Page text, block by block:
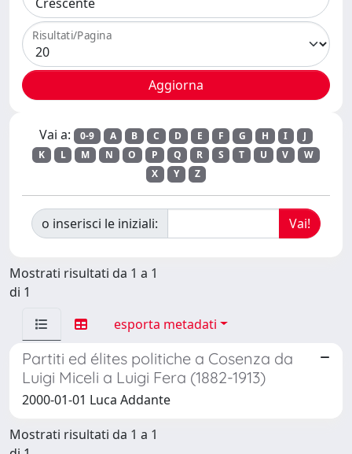
Risultati/Pagina
Vai a: 0-9 A B C D E F G H I
J
K
L M N O P Q R S T U V
W
X
Y Z
o inserisci le iniziali:
Mostrati risultati da 1 a 1
di 1
esporta metadati
Partiti ed élites politiche a Cosenza da
Luigi Miceli a Luigi Fera (1882-1913)
2000-01-01 Luca Addante
Mostrati risultati da 1 a 1